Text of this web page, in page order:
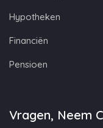
Hypotheken
Financiën
Pensioen
Vragen, Neem